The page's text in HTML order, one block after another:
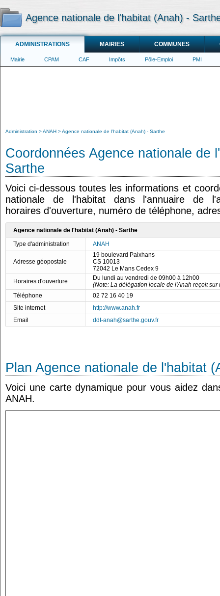
Agence nationale de l'habitat (Anah) -
ADMINISTRATIONS MAIRIES COMMUNES
Mairie CPAM CAF Impôts Pôle-Emploi PMI
Administration ANAH Agence nationale de l'habitat (Anah) - Sarthe
Coordonnées Agence nationale de
Sarthe
Voici ci-dessous toutes les informations et
nationale de l'habitat dans l'annuaire de
horaires d'ouverture, numéro de téléphone,
Agence nationale de l'habitat (Anah) - Sarthe
Type d'administration
ANAH
Adresse géopostale
19 boulevard Paixhans
CS 10013
72042 Le Mans Cedex 9
Horaires d'ouverture
Du lundi au vendredi de 09h00 à 12h00
(Note: La délégation locale de l'Anah reçoit sur
Téléphone
02 72 16 40 19
Site internet
http://www.anah.fr
Email
ddt-anah@sarthe.gouv.fr
Plan Agence nationale de l'habitat
Voici une carte dynamique pour vous aidez
ANAH.